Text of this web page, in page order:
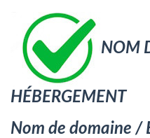
NOM
HÉBERGEMENT
Nom de domaine /